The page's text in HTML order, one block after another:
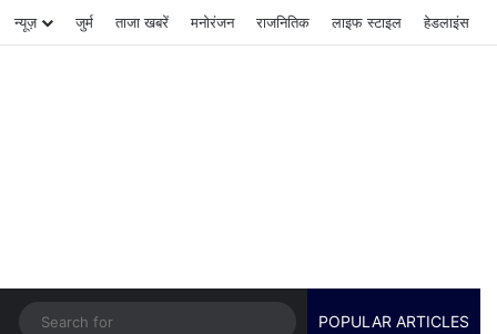
न्यूज़ जुर्म ताजा खबरें मनोरंजन राजनितिक लाइफ स्टाइल हेडलाइंस
Switch skin
SearchPOPULAR ARTICLES